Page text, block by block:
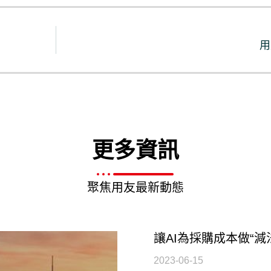
更多資訊
聚焦用友最新動態
讓AI為採購成本做“減
2023-06-15